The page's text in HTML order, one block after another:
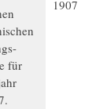
für
1907